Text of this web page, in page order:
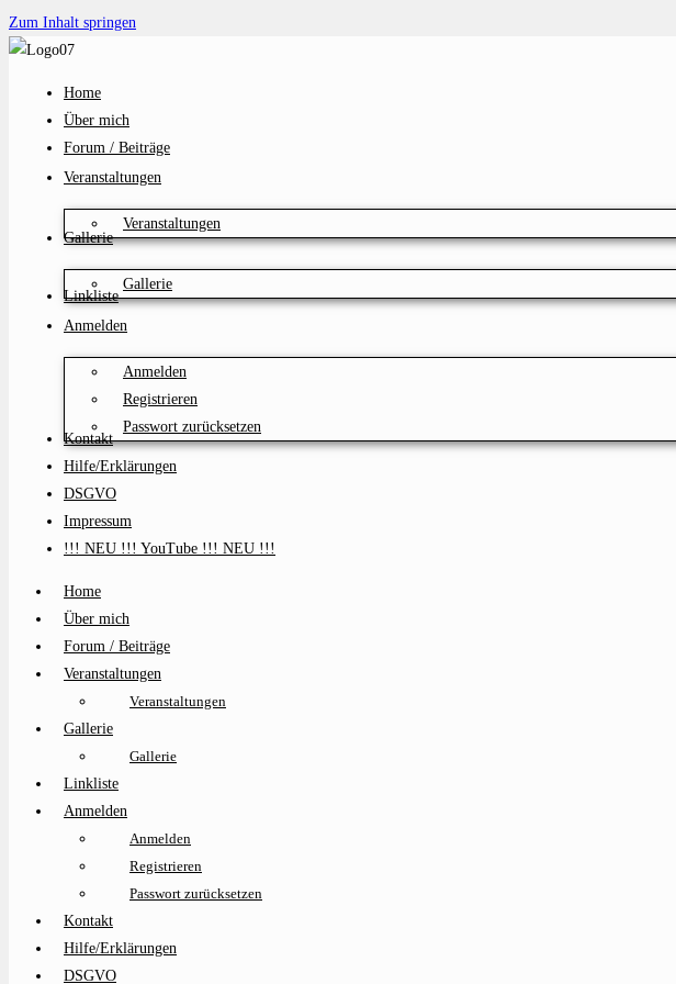
Zum Inhalt springen
Home
Über mich
Forum / Beiträge
Veranstaltungen
Veranstaltungen
Gallerie
Gallerie
Linkliste
Anmelden
Anmelden
Registrieren
Passwort zurücksetzen
Kontakt
Hilfe/Erklärungen
DSGVO
Impressum
!!! NEU !!! YouTube !!! NEU !!!
Home
Über mich
Forum / Beiträge
Veranstaltungen
Veranstaltungen
Gallerie
Gallerie
Linkliste
Anmelden
Anmelden
Registrieren
Passwort zurücksetzen
Kontakt
Hilfe/Erklärungen
DSGVO